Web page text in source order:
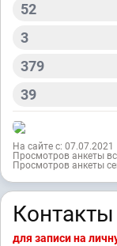
52
3
379
39
На сайте с: 07.07.2021
Просмотров анкеты
Просмотров анкеты
Контакты
для записи на